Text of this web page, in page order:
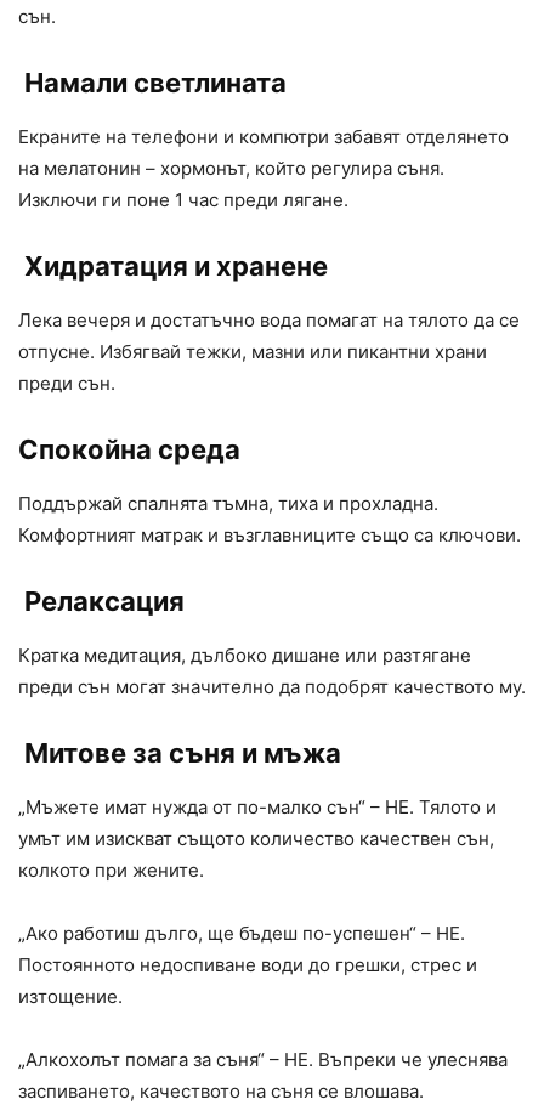
сън.
Намали светлината
Екраните на телефони и компютри забавят отделянето
на мелатонин – хормонът, който регулира съня.
Изключи ги поне 1 час преди лягане.
Хидратация и хранене
Лека вечеря и достатъчно вода помагат на тялото да се
отпусне. Избягвай тежки, мазни или пикантни храни
преди сън.
Спокойна среда
Поддържай спалнята тъмна, тиха и прохладна.
Комфортният матрак и възглавниците също са ключови.
Релаксация
Кратка медитация, дълбоко дишане или разтягане
преди сън могат значително да подобрят качеството му.
Митове за съня и мъжа
„Мъжете имат нужда от по-малко сън“ – НЕ. Тялото и
умът им изискват същото количество качествен сън,
колкото при жените.
„Ако работиш дълго, ще бъдеш по-успешен“ – НЕ.
Постоянното недоспиване води до грешки, стрес и
изтощение.
„Алкохолът помага за съня“ – НЕ. Въпреки че улеснява
заспиването, качеството на съня се влошава.